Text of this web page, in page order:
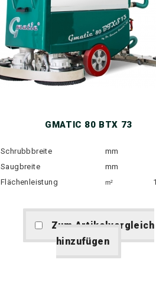
GMATIC 80 BTX 73
Schrubbbreite mm
Saugbreite
mm
Flächenleistung
m²
Zum Artikelvergleich
hinzufügen